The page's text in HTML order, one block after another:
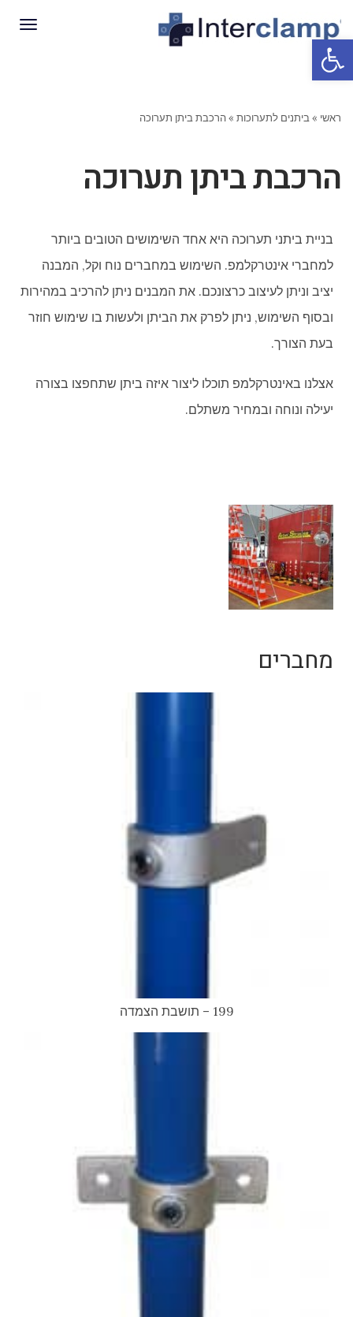
ראשי »ביתנים לתערוכות »הרכבת ביתן תערוכה
הרכבת ביתן תערוכה
בניית ביתני תערוכה היא אחד השימושים הטובים ביותר
למחברי אינטרקלמפ. השימוש במחברים נוח וקל, המבנה
יציב וניתן לעיצוב כרצונכם. את המבנים ניתן להרכיב במהירות
ובסוף השימוש, ניתן לפרק את הביתן ולעשות בו שימוש חוזר
בעת הצורך.
אצלנו באינטרקלמפ תוכלו ליצור איזה ביתן שתחפצו בצורה
יעילה ונוחה ובמחיר משתלם.
מחברים
199 – תושבת הצמדה
פתח סרגל נגישות